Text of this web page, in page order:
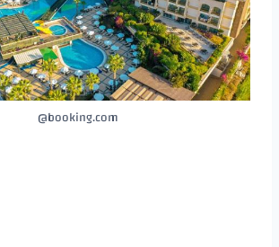
booking.com@